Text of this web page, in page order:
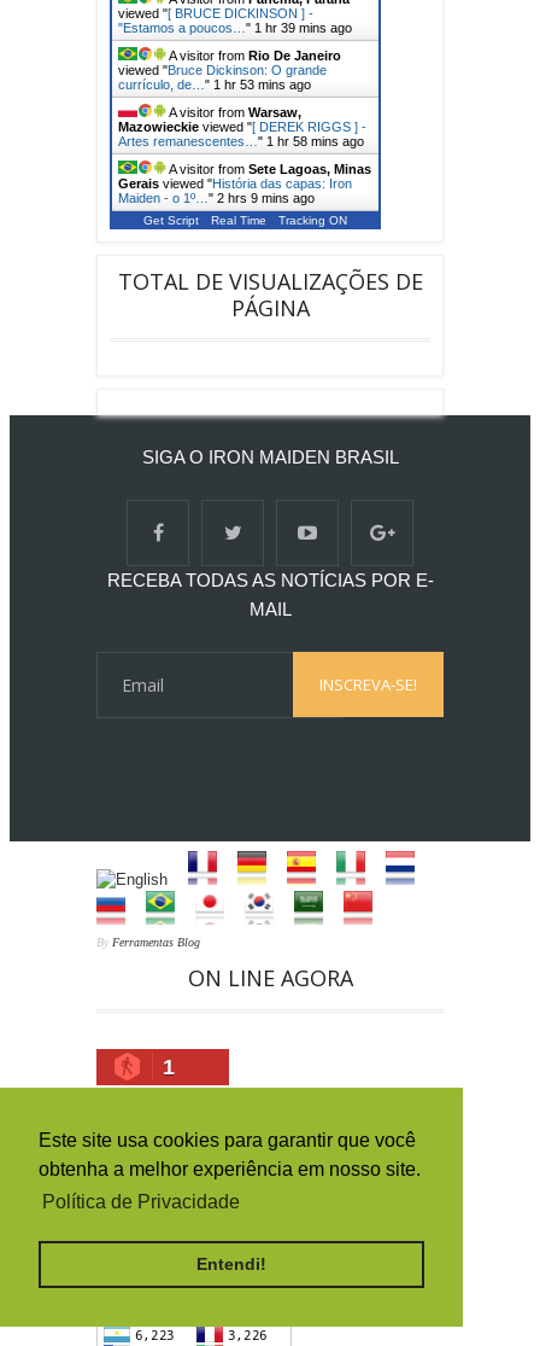
Este site usa cookies para garantir que você
obtenha a melhor experiência em nosso site.
Política de Privacidade
Entendi!
viewed "[ BRUCE DICKINSON ] -
"Estamos a poucos… " 1 hr 39 mins ago
A visitor from Rio De Janeiro
viewed "Bruce Dickinson: O grande
currículo, de… " 1 hr 53 mins ago
A visitor from Warsaw,
Mazowieckie viewed "[ DEREK RIGGS ] -
Artes remanescentes… " 1 hr 58 mins ago
A visitor from Sete Lagoas, Minas
Gerais viewed "História das capas: Iron
Maiden - o 1º… " 2 hrs 9 mins ago
Get Script Real Time Tracking ON
TOTAL DE VISUALIZAÇÕES DE
PÁGINA
SIGA O IRON MAIDEN BRASIL
RECEBA TODAS AS NOTÍCIAS POR E-
MAIL
By Ferramentas Blog
ON LINE AGORA
1
ACESSOS (PAÍSES)